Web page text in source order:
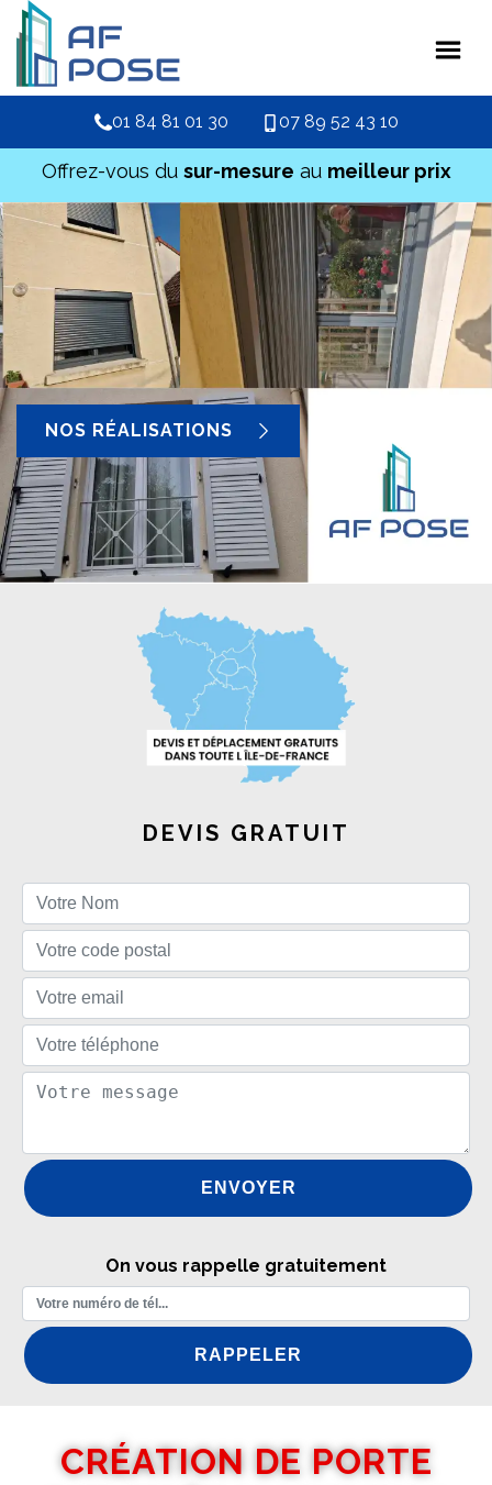
01 84 81 01 30 07 89 52 43 10
Offrez-vous du sur-mesure au meilleur prix
NOS RÉALISATIONS
DEVIS GRATUIT
On vous rappelle gratuitement
CRÉATION DE PORTE